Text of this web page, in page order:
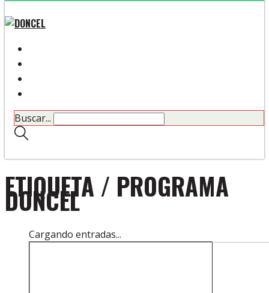
Buscar...
ETIQUETA / PROGRAMA
DONCEL
Cargando entradas...